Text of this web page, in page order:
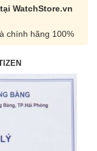
WatchStore.vn
chính hãng 100%